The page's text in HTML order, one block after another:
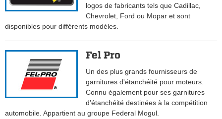
logos de fabricants tels que Cadillac,
Chevrolet, Ford ou Mopar et sont
disponibles pour différents modèles.
Fel Pro
Un des plus grands fournisseurs de
garnitures d'étanchéité pour moteurs.
Connu également pour ses garnitures
d'étanchéité destinées à la compétition
automobile. Appartient au groupe Federal Mogul.